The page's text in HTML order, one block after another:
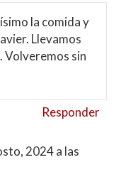
la comida y
Llevamos
Volveremos sin
Responder
2024 a las